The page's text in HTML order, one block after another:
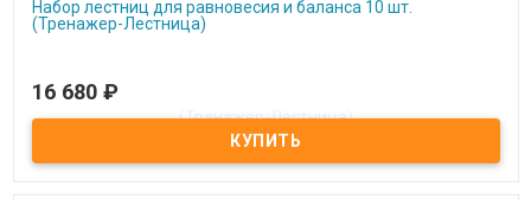
Набор лестниц для равновесия и баланса 10 шт.
(Тренажер-Лестница)
Под заказ
Набор лестниц для равновесия и баланса 10 шт. (Тренажер-
16 680 ₽